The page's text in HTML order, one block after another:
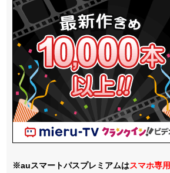
※auスマートパスプレミアムはスマホ専用